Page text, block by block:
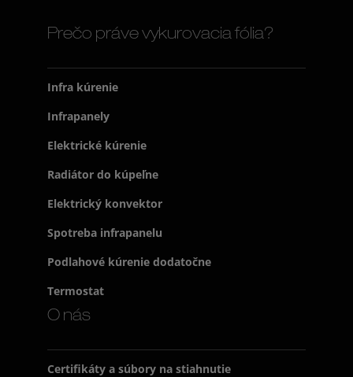
Prečo práve vykurovacia fólia?
Infra kúrenie
Infrapanely
Elektrické kúrenie
Radiátor do kúpeľne
Elektrický konvektor
Spotreba infrapanelu
Podlahové kúrenie dodatočne
Termostat
O nás
Certifikáty a súbory na stiahnutie